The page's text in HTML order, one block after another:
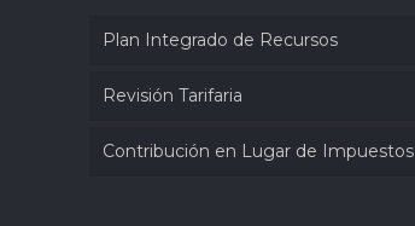
Plan Integrado de Recursos
Revisión Tarifaria
Contribución en Lugar de Impuestos